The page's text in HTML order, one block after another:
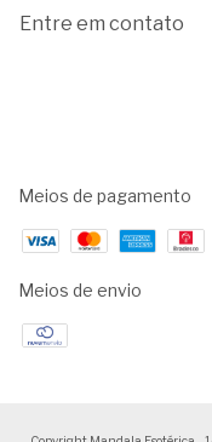
Entre em contato
Meios de pagamento
Meios de envio